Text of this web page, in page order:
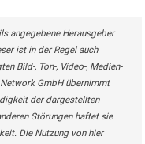
angegebene Herausgeber
ist in der Regel auch
Bild-, Ton-, Video-, Medien-
GmbH übernimmt
der dargestellten
Störungen haftet sie
Die Nutzung von hier